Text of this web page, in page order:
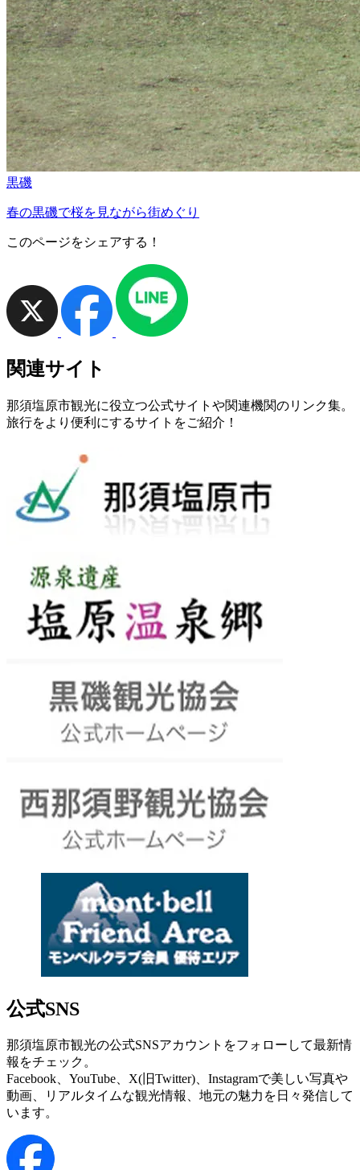
黒磯
春の黒磯で桜を見ながら街めぐり
このページをシェアする！
関連サイト
那須塩原市観光に役立つ公式サイトや関連機関のリンク集。
旅行をより便利にするサイトをご紹介！
公式SNS
那須塩原市観光の公式SNSアカウントをフォローして最新情
報をチェック。
Facebook、YouTube、X(旧Twitter)、Instagramで美しい写真や
動画、リアルタイムな観光情報、地元の魅力を日々発信して
います。